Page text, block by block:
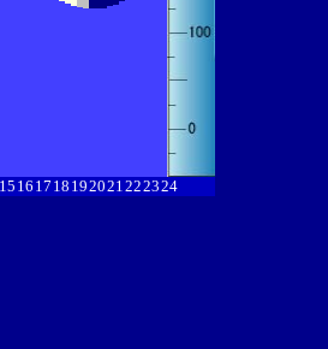
15 16 17 18 192021222324